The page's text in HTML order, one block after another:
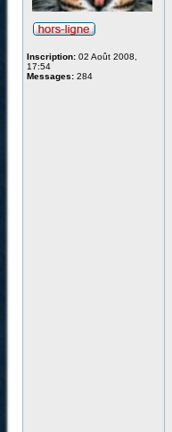
Inscription: 02 Août 2008,
17:54
Messages: 284